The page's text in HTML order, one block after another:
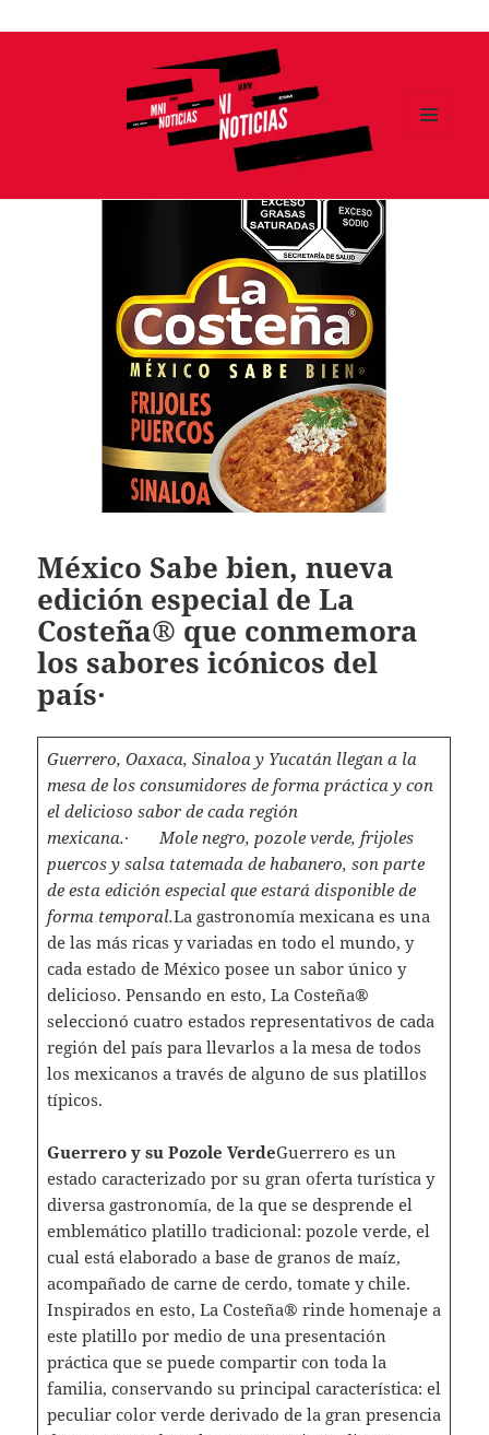
Ir
México Sabe bien, nueva
edición especial de La
Costeña® que conmemora
los sabores icónicos del
país·
Guerrero, Oaxaca, Sinaloa y Yucatán llegan a la
mesa de los consumidores de forma práctica y con
el delicioso sabor de cada región
mexicana.· Mole negro, pozole verde, frijoles
puercos y salsa tatemada de habanero, son parte
de esta edición especial que estará disponible de
forma temporal.La gastronomía mexicana es una
de las más ricas y variadas en todo el mundo, y
cada estado de México posee un sabor único y
delicioso. Pensando en esto, La Costeña®
seleccionó cuatro estados representativos de cada
región del país para llevarlos a la mesa de todos
los mexicanos a través de alguno de sus platillos
típicos.
Guerrero y su Pozole VerdeGuerrero es un
estado caracterizado por su gran oferta turística y
diversa gastronomía, de la que se desprende el
emblemático platillo tradicional: pozole verde, el
cual está elaborado a base de granos de maíz,
acompañado de carne de cerdo, tomate y chile.
Inspirados en esto, La Costeña® rinde homenaje a
este platillo por medio de una presentación
práctica que se puede compartir con toda la
familia, conservando su principal característica: el
peculiar color verde derivado de la gran presencia